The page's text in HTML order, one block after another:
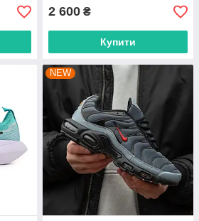
2 600 ₴
Купити
NEW